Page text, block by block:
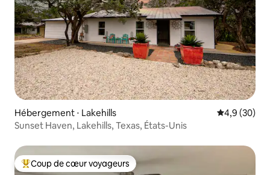
Hébergement ⋅ Lakehills Évaluation
4,9 (30)
Sunset Haven, Lakehills, Texas, États-Unis
Coups de cœur voyageurs les plus appréciés
Coup de cœur voyageurs